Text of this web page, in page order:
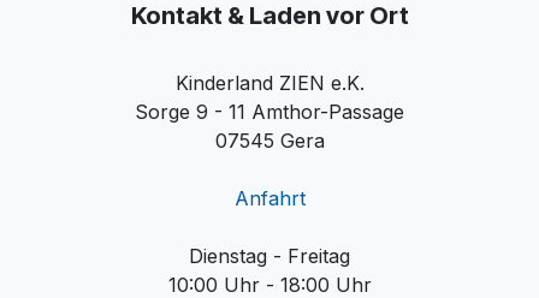
Kontakt & Laden vor Ort
Kinderland ZIEN e.K.
Sorge 9 - 11 Amthor-Passage
07545 Gera
Anfahrt
Dienstag - Freitag
10:00 Uhr - 18:00 Uhr